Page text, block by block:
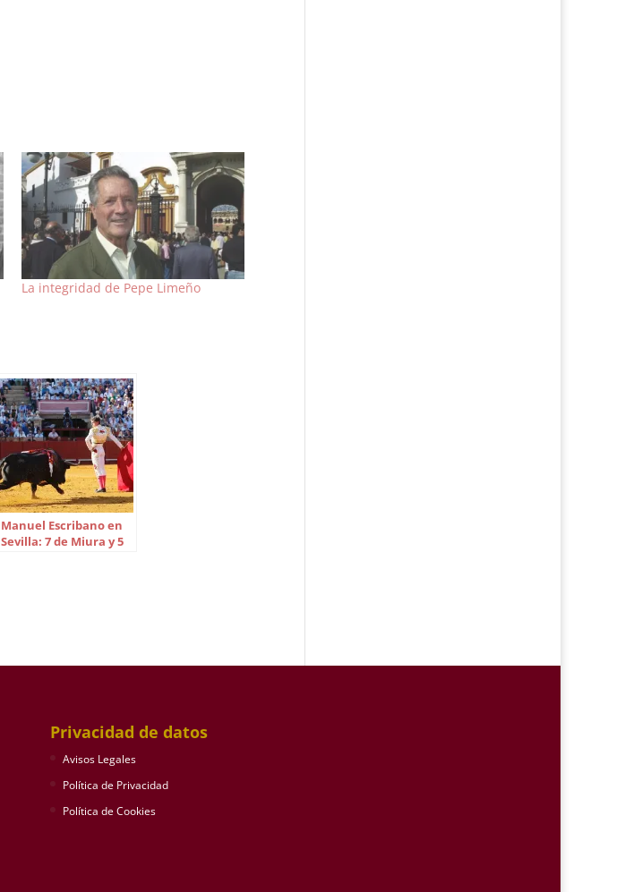
La integridad de Pepe Limeño
Manuel Escribano en
Sevilla: 7 de Miura y 5
Privacidad de datos
Avisos Legales
Política de Privacidad
Política de Cookies